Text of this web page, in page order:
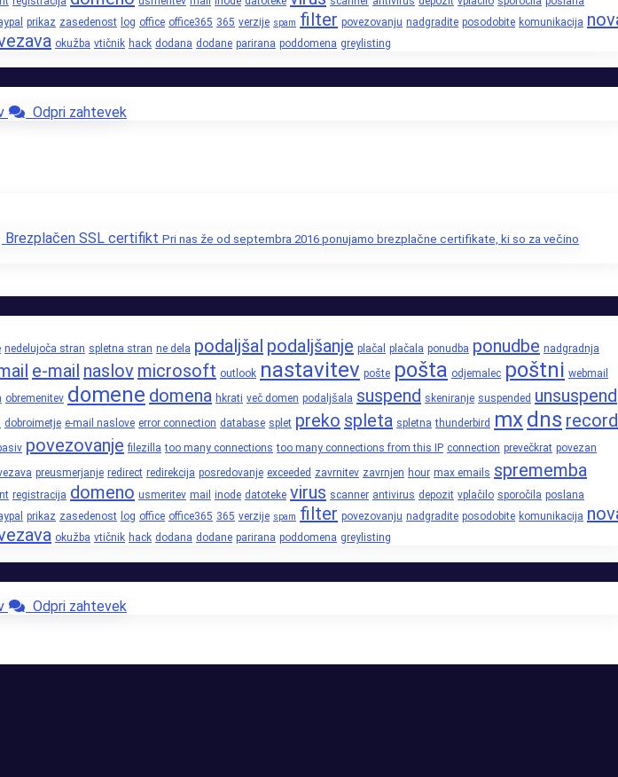
prikaz zasedenost log office office365 365 verzije spam filter povezovanju nadgradite posodobite komunikacija
okužba vtičnik hack dodana dodane parirana poddomena greylisting
Odpri zahtevek
Brezplačen SSL certifikt Pri nas že od septembra 2016 ponujamo brezplačne certifikate, ki so za večino
nedelujoča stran spletna stran ne dela podaljšal podaljšanje plačal plačala ponudba ponudbe nadgradnja
e-mail naslov microsoft outlook nastavitev pošte pošta odjemalec poštni webmail
obremenitev domene domena hkrati več domen podaljšala suspend skeniranje suspended unsuspend
dobroimetje e-mail naslove error connection database splet preko spleta spletna thunderbird mx dns record
povezovanje filezilla too many connections too many connections from this IP connection prevečkrat povezan
preusmerjanje redirect redirekcija posredovanje exceeded zavrnitev zavrnjen hour max emails sprememba
registracija domeno usmeritev mail inode datoteke virus scanner antivirus depozit vplačilo sporočila poslana
prikaz zasedenost log office office365 365 verzije spam filter povezovanju nadgradite posodobite komunikacija
okužba vtičnik hack dodana dodane parirana poddomena greylisting
Odpri zahtevek